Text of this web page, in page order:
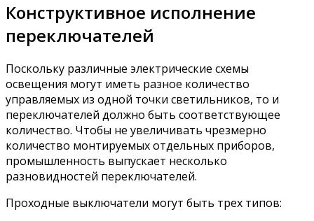
Конструктивное исполнение
переключателей
Поскольку различные электрические схемы
освещения могут иметь разное количество
управляемых из одной точки светильников, то и
переключателей должно быть соответствующее
количество. Чтобы не увеличивать чрезмерно
количество монтируемых отдельных приборов,
промышленность выпускает несколько
разновидностей переключателей.
Проходные выключатели могут быть трех типов: